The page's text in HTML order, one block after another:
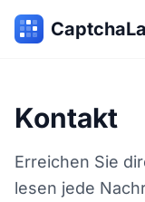
CaptchaLa
Kontakt
Erreichen Sie
lesen jede